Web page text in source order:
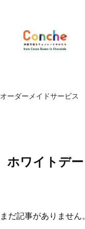
オーダーメイドサービス
ホワイトデー
まだ記事がありません。